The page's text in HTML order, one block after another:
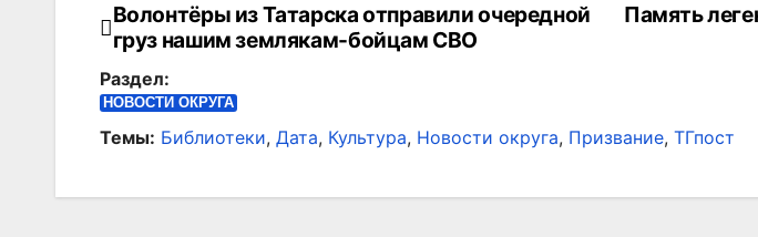
Навигация
по
записям
Память
Волонтёры из Татарска отправили очередной
груз нашим землякам-бойцам СВО
Раздел:
НОВОСТИ ОКРУГА
Темы: Библиотеки, Дата, Культура, Новости округа, Призвание, ТГпост